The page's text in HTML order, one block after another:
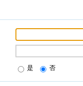
是 否